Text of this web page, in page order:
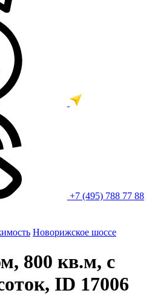
+7 (495) 788 77 88
Новорижское шоссе
800 кв.м, с
ID 17006